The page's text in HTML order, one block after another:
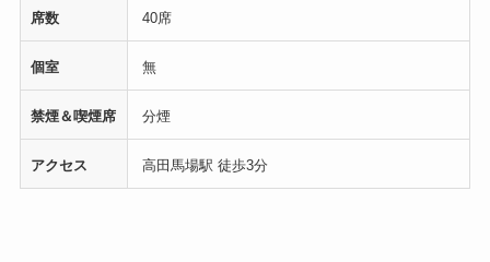
席数 40席
個室 無
禁煙＆喫煙席 分煙
アクセス 高田馬場駅 徒歩3分